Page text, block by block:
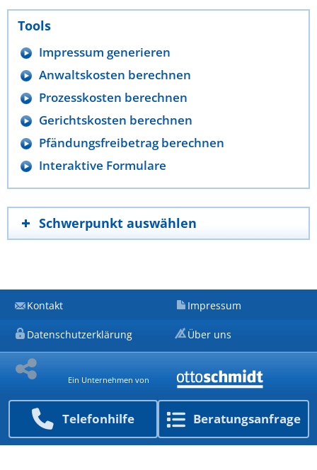
Telefon­hilfe Beratungs­anfrage
Tools
Impressum generieren
Anwaltskosten berechnen
Prozesskosten berechnen
Gerichtskosten berechnen
Pfändungsfreibetrag berechnen
Interaktive Formulare
Schwerpunkt auswählen
Kontakt Impressum
Datenschutzerklärung Über uns
Ein Unternehmen von